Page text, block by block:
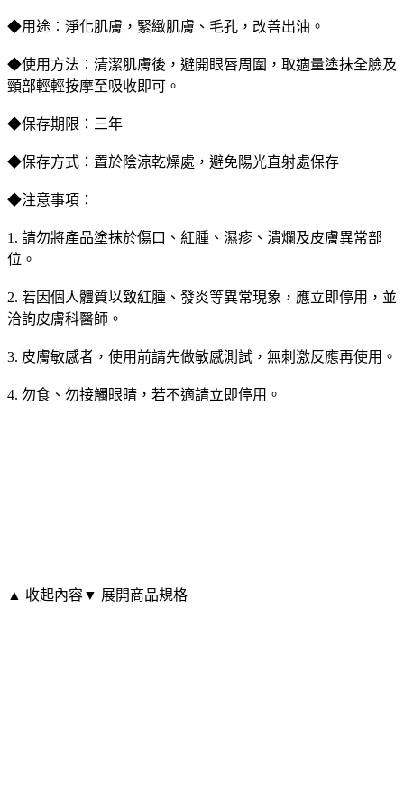
◆用途︰淨化肌膚，緊緻肌膚、毛孔，改善出油。
◆使用方法︰清潔肌膚後，避開眼唇周圍，取適量塗抹全臉及
頸部輕輕按摩至吸收即可。
◆保存期限：三年
◆保存方式：置於陰涼乾燥處，避免陽光直射處保存
◆注意事項：
1. 請勿將產品塗抹於傷口、紅腫、濕疹、潰爛及皮膚異常部
位。
2. 若因個人體質以致紅腫、發炎等異常現象，應立即停用，並
洽詢皮膚科醫師。
3. 皮膚敏感者，使用前請先做敏感測試，無刺激反應再使用。
4. 勿食、勿接觸眼睛，若不適請立即停用。
▲ 收起內容▼ 展開商品規格